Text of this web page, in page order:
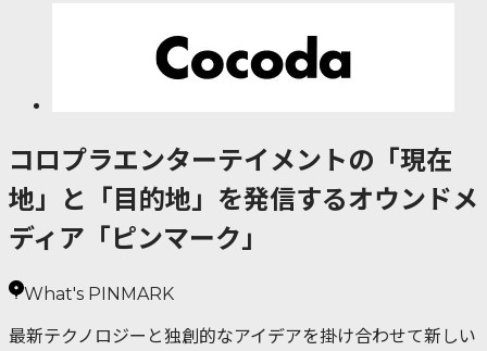
コロプラエンターテイメントの「現在
地」と「目的地」を発信するオウンドメ
ディア「ピンマーク」
What's PINMARK
最新テクノロジーと独創的なアイデアを掛け合わせて新しい